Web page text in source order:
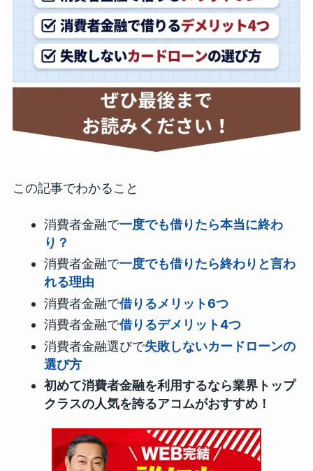
この記事でわかること
消費者金融で一度でも借りたら本当に終わ
り？
消費者金融で一度でも借りたら終わりと言わ
れる理由
消費者金融で借りるメリット6つ
消費者金融で借りるデメリット4つ
消費者金融選びで失敗しないカードローンの
選び方
初めて消費者金融を利用するなら業界トップ
クラスの人気を誇るアコムがおすすめ！